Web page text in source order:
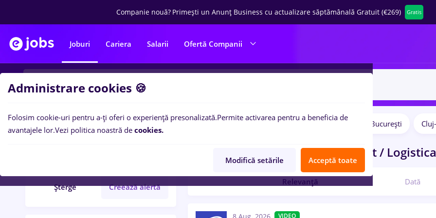
Companie nouă? Primești un Anunț Business cu actualizare săptămânală Gratuit (€269) Gratis
Joburi Cariera Salarii Ofertă Companii
Filtre
Șterge Creează alertă
București
locuri de muncainTransport /
Relevanță Dată
VIDEO
Administrare cookies 🍪
Folosim cookie-uri pentru a-ți oferi o experiență presonalizată.Permite activarea pentru a beneficia de
avantajele lor.Vezi politica noastră de cookies.
Modifică setările Acceptă toate